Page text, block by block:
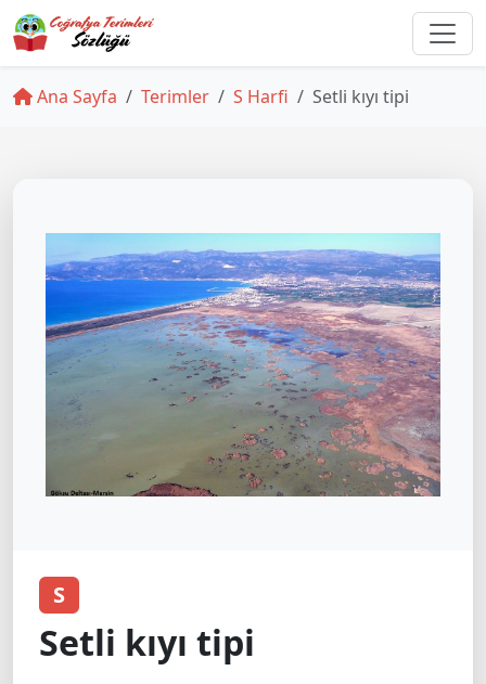
Ana Sayfa Terimler S Harfi Setli kıyı tipi
S
Setli kıyı tipi